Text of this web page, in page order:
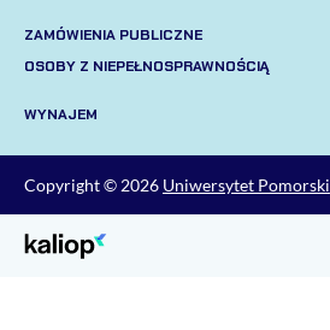
ZAMÓWIENIA PUBLICZNE
OSOBY Z NIEPEŁNOSPRAWNOŚCIĄ
WYNAJEM
Copyright © 2026 Uniwersytet Pomorski